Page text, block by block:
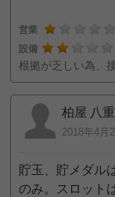
営業
設備
根拠が乏しい為、
柏屋 八
2018年4月
貯玉、貯メダル
のみ。スロット